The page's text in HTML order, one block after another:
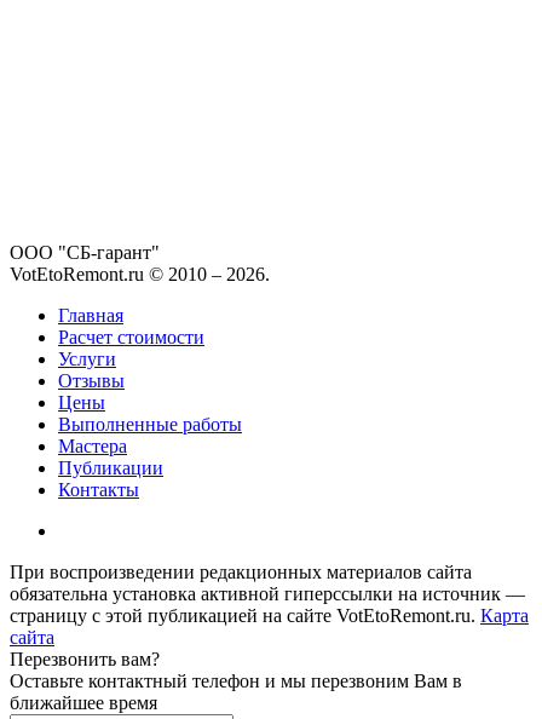
ООО "СБ-гарант"
VotEtoRemont.ru © 2010 – 2026.
Главная
Расчет стоимости
Услуги
Отзывы
Цены
Выполненные работы
Мастера
Публикации
Контакты
При воспроизведении редакционных материалов сайта
обязательна установка активной гиперссылки на источник —
страницу с этой публикацией на сайте VotEtoRemont.ru. Карта
сайта
Перезвонить вам?
Оставьте контактный телефон и мы перезвоним Вам в
ближайшее время